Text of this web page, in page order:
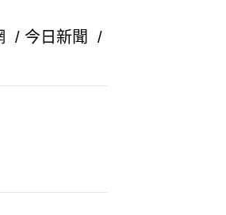
/ 今日新聞
/